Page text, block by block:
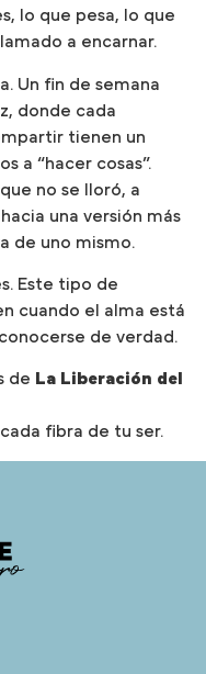
lo que pesa, lo que
a encarnar.
Un fin de semana
donde cada
tienen un
a “hacer cosas”.
no se lloró, a
una versión más
de uno mismo.
Este tipo de
cuando el alma está
de verdad.
de La Liberación del
fibra de tu ser.